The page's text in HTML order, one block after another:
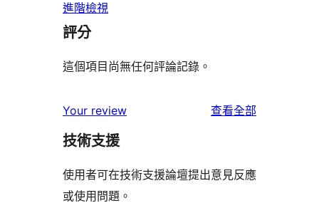
進階檢視
評分
這個項目尚無任何評論記錄。
Your review 查看全部
評
技術支援
使用者可在技術支援論壇提出意見反應
或使用問題。